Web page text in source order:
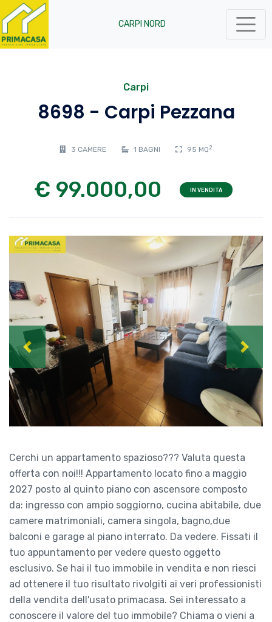
CARPI NORD
Carpi
8698 - Carpi Pezzana
3 CAMERE 1 BAGNI 95 MQ 2
€ 99.000,00 IN VENDITA
Previous Next
Cerchi un appartamento spazioso??? Valuta questa
offerta con noi!!! Appartamento locato fino a maggio
2027 posto al quinto piano con ascensore composto
da: ingresso con ampio soggiorno, cucina abitabile, due
camere matrimoniali, camera singola, bagno,due
balconi e garage al piano interrato. Da vedere. Fissati il
tuo appuntamento per vedere questo oggetto
esclusivo. Se hai il tuo immobile in vendita e non riesci
ad ottenere il tuo risultato rivolgiti ai veri professionisti
della vendita dell'usato primacasa. Sei interessato a
conoscere il valore del tuo immobile? Chiama o vieni a